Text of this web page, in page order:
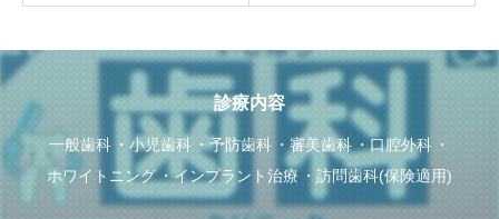
診療内容
一般歯科 小児歯科 予防歯科 審美歯科
口腔外科
ホワイトニング
インプラント治療 訪問歯科(保険適用)